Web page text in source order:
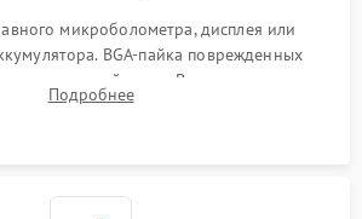
микроболометра, дисплея или
BGA-пайка поврежденных
материнской плате. Восстановление
замена поврежденных элементов
Подробнее